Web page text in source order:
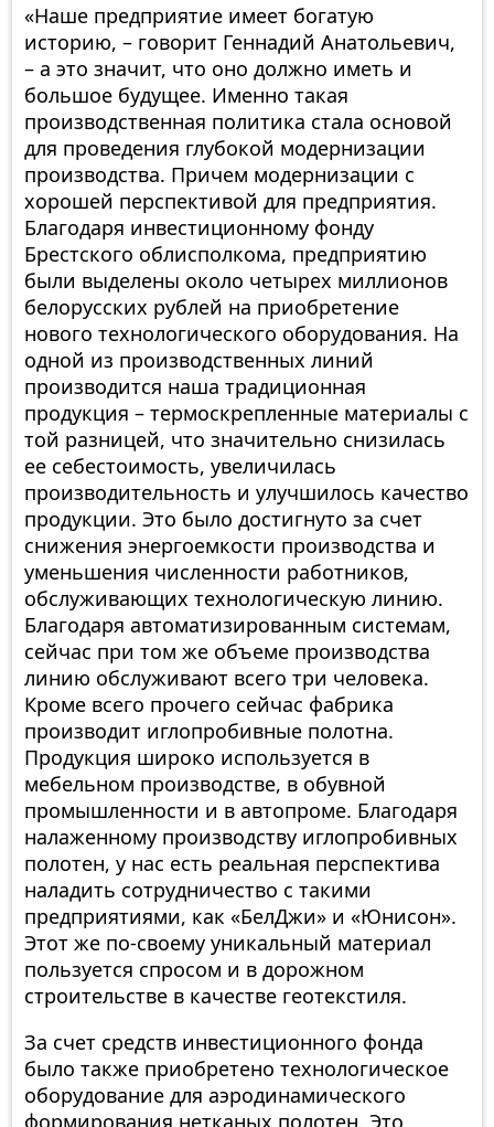
«Наше предприятие имеет богатую
историю, – говорит Геннадий Анатольевич,
– а это значит, что оно должно иметь и
большое будущее. Именно такая
производственная политика стала основой
для проведения глубокой модернизации
производства. Причем модернизации с
хорошей перспективой для предприятия.
Благодаря инвестиционному фонду
Брестского облисполкома, предприятию
были выделены около четырех миллионов
белорусских рублей на приобретение
нового технологического оборудования. На
одной из производственных линий
производится наша традиционная
продукция – термоскрепленные материалы с
той разницей, что значительно снизилась
ее себестоимость, увеличилась
производительность и улучшилось качество
продукции. Это было достигнуто за счет
снижения энергоемкости производства и
уменьшения численности работников,
обслуживающих технологическую линию.
Благодаря автоматизированным системам,
сейчас при том же объеме производства
линию обслуживают всего три человека.
Кроме всего прочего сейчас фабрика
производит иглопробивные полотна.
Продукция широко используется в
мебельном производстве, в обувной
промышленности и в автопроме. Благодаря
налаженному производству иглопробивных
полотен, у нас есть реальная перспектива
наладить сотрудничество с такими
предприятиями, как «БелДжи» и «Юнисон».
Этот же по-своему уникальный материал
пользуется спросом и в дорожном
строительстве в качестве геотекстиля.
За счет средств инвестиционного фонда
было также приобретено технологическое
оборудование для аэродинамического
формирования нетканых полотен. Это